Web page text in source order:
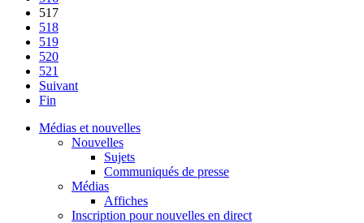
517
518
519
520
521
Suivant
Fin
Médias et nouvelles
Nouvelles
Sujets
Communiqués de presse
Médias
Affiches
Inscription pour nouvelles en direct